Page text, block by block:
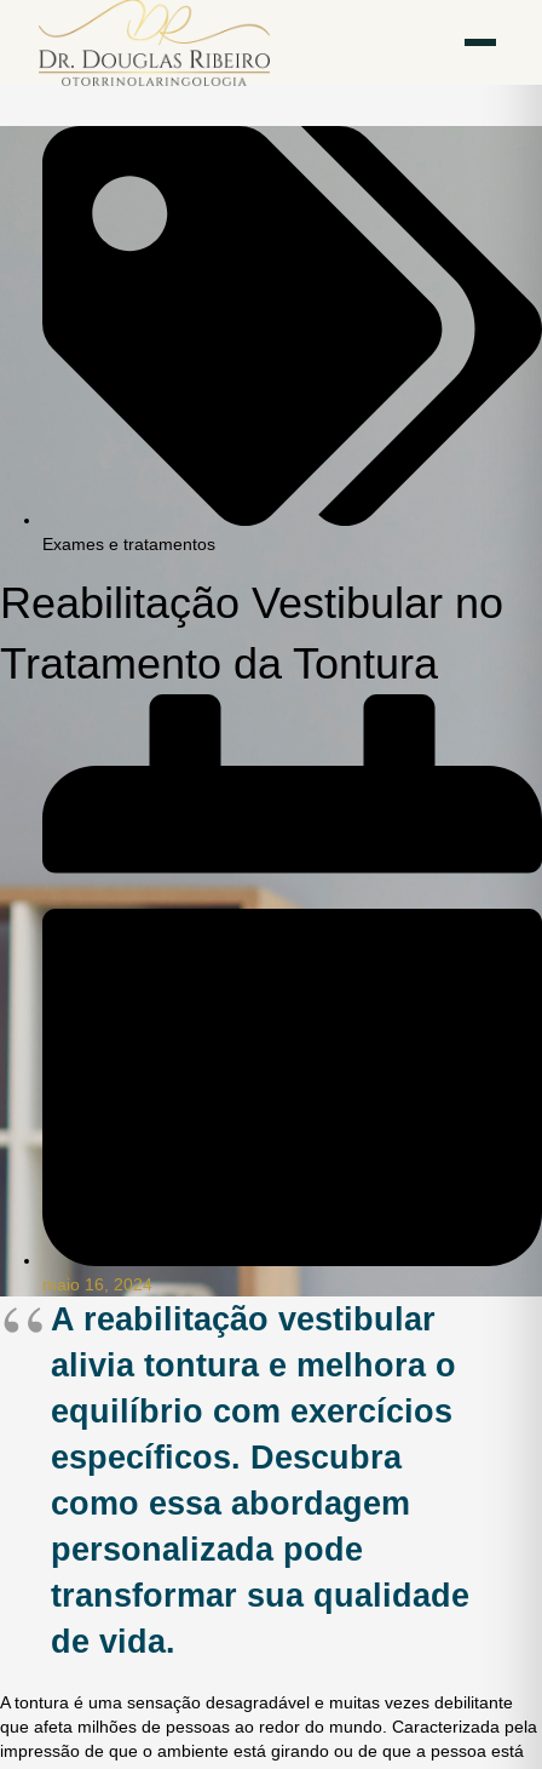
Mariana
Av. Paulista — Bela
Vista
Exames e tratamentos
Reabilitação Vestibular no
Tratamento da Tontura
maio 16, 2024
A reabilitação vestibular
alivia tontura e melhora o
equilíbrio com exercícios
específicos. Descubra
como essa abordagem
personalizada pode
transformar sua qualidade
de vida.
A tontura é uma sensação desagradável e muitas vezes debilitante
que afeta milhões de pessoas ao redor do mundo. Caracterizada pela
impressão de que o ambiente está girando ou de que a pessoa está